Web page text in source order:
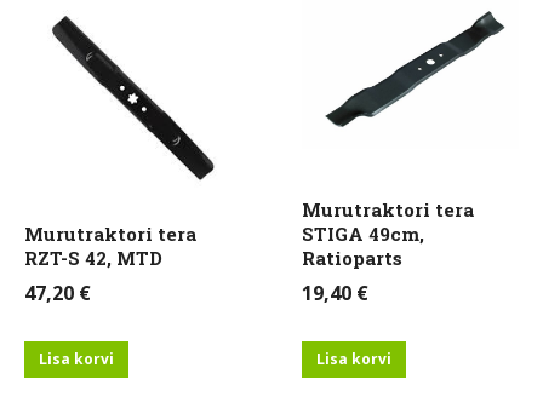
Murutraktori tera
RZT-S 42, MTD
47,20 €
Lisa korvi
Murutraktori tera
STIGA 49cm,
Ratioparts
19,40 €
Lisa korvi